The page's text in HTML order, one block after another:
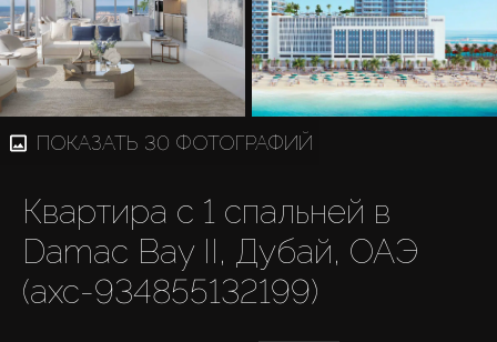
ПОКАЗАТЬ 30 ФОТОГРАФИЙ
Квартира с 1 спальней в
Damac Bay II, Дубай, ОАЭ
(axc-934855132199)